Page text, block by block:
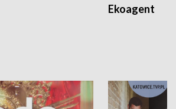
Ekoagent